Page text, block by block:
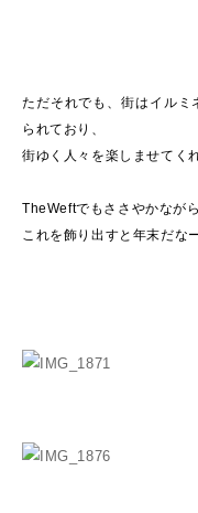
ただそれでも、街はイル
られており、
街ゆく人々を楽しませてく
TheWeftでもささやかなが
これを飾り出すと年末だな